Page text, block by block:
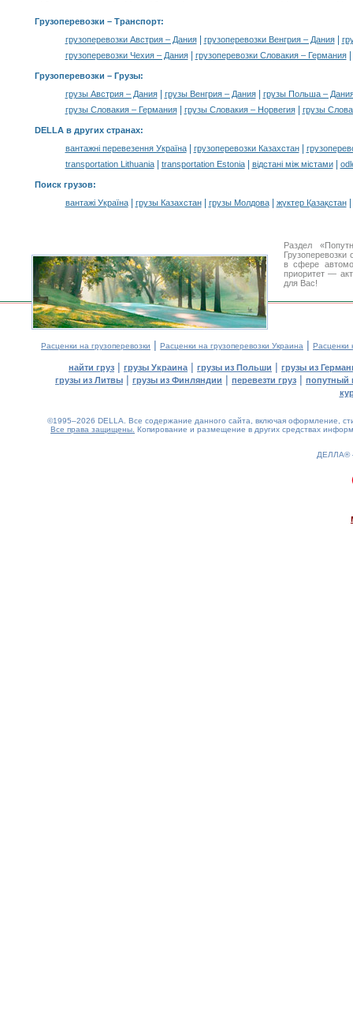
Грузоперевозки – Транспорт:
грузоперевозки Австрия – Дания| грузоперевозки Венгрия – Дания|
грузоперевозки Чехия – Дания| грузоперевозки Словакия – Германия|
Грузоперевозки – Грузы:
грузы Австрия – Дания| грузы Венгрия – Дания|
грузы Польша –
грузы Словакия – Германия| грузы Словакия – Норвегия| грузы
DELLA в других странах:
вантажні перевезення Україна| грузоперевозки Казахстан|
transportation Lithuania| transportation Estonia| відстані між містами|
Поиск грузов:
вантажі Україна| грузы Казахстан| грузы Молдова| жүктер Қазақстан|
Раздел
в сфере
приоритет —
для Вас!
Расценки на грузоперевозки | Расценки на грузоперевозки Украина | Расценки
найти груз | грузы Украина | грузы из Польши | грузы из
грузы из Литвы | грузы из Финляндии | перевезти груз | попутный
©1995–2026 DELLA. Все содержание данного сайта, включая оформление,
Все права защищены. Копирование и размещение в других средствах